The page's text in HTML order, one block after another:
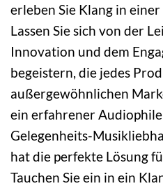
erleben Sie Klang in
Lassen Sie sich von der
Innovation und dem
begeistern, die jedes
außergewöhnlichen
ein erfahrener
Gelegenheits-
hat die perfekte Lösung
Tauchen Sie ein in ein